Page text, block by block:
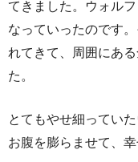
てきました。ウォル
なっていったのです
れてきて、周囲にあ
た。
とてもやせ細ってい
お腹を膨らませて、